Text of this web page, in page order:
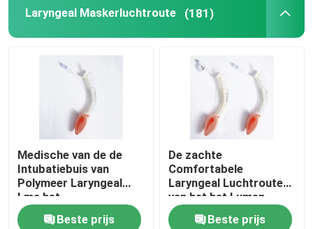
Laryngeal Maskerluchtroute (181)
Medische van de de
Intubatiebuis van
Polymeer Laryngeal
Lma het
Maskerluchtroute voor
ChirurgieBeste prijs
De zachte
Comfortabele
Laryngeal Luchtroute
van het het Lumen
Laryngeal Masker van
de Maskerluchtroute
Beste prijs